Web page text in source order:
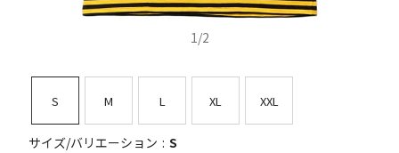
1/2
S M L XL XXL
サイズ/バリエーション S